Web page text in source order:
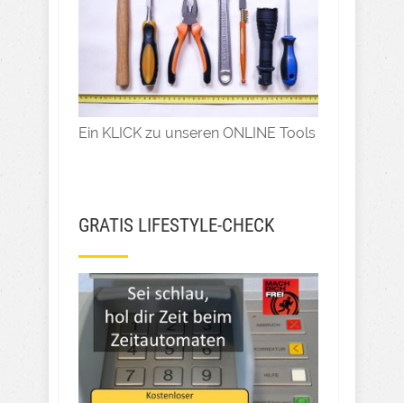
Ein KLICK zu unseren ONLINE Tools
GRATIS LIFESTYLE-CHECK